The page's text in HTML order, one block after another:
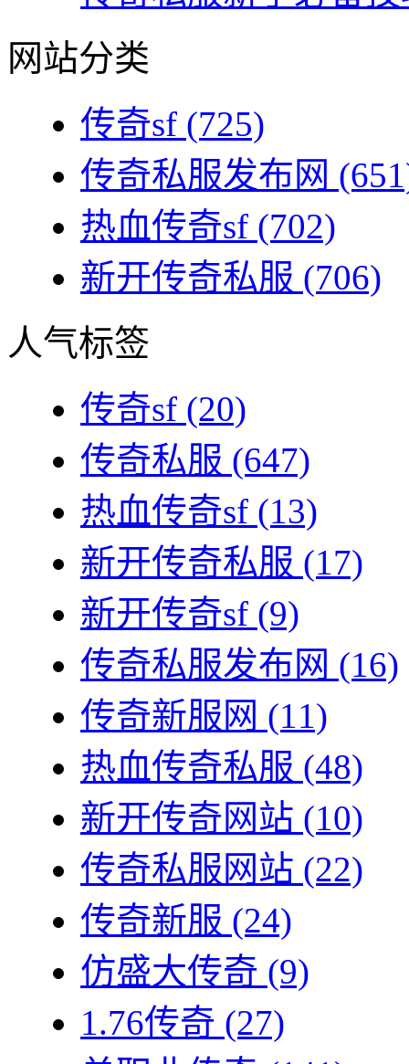
网站分类
传奇sf (725)
传奇私服发布网
热血传奇sf (702)
新开传奇私服 (706)
人气标签
传奇sf (20)
传奇私服 (647)
热血传奇sf (13)
新开传奇私服 (17)
新开传奇sf (9)
传奇私服发布网 (16)
传奇新服网 (11)
热血传奇私服 (48)
新开传奇网站 (10)
传奇私服网站 (22)
传奇新服 (24)
仿盛大传奇 (9)
1.76传奇 (27)